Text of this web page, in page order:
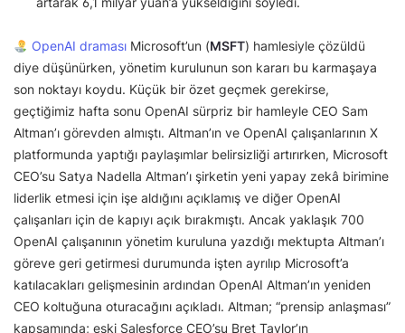
OpenAI dramasıMicrosoft’un (MSFT) hamlesiyle çözüldü
diye düşünürken, yönetim kurulunun son kararı bu karmaşaya
son noktayı koydu. Küçük bir özet geçmek gerekirse,
geçtiğimiz hafta sonu OpenAI sürpriz bir hamleyle CEO Sam
Altman’ı görevden almıştı. Altman’ın ve OpenAI çalışanlarının X
platformunda yaptığı paylaşımlar belirsizliği artırırken, Microsoft
CEO’su Satya Nadella Altman’ı şirketin yeni yapay zekâ birimine
liderlik etmesi için işe aldığını açıklamış ve diğer OpenAI
çalışanları için de kapıyı açık bırakmıştı. Ancak yaklaşık 700
OpenAI çalışanının yönetim kuruluna yazdığı mektupta Altman’ı
göreve geri getirmesi durumunda işten ayrılıp Microsoft’a
katılacakları gelişmesinin ardından OpenAI Altman’ın yeniden
CEO koltuğuna oturacağını açıkladı. Altman; “prensip anlaşması”
kapsamında; eski Salesforce CEO’su Bret Taylor’ın